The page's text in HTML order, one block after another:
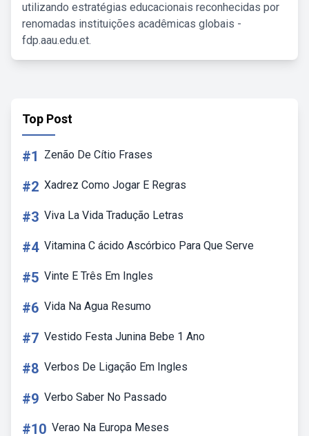
utilizando estratégias educacionais reconhecidas por
renomadas instituições acadêmicas globais -
fdp.aau.edu.et.
Top Post
#1 Zenão De Cítio Frases
#2 Xadrez Como Jogar E Regras
#3 Viva La Vida Tradução Letras
#4 Vitamina C ácido Ascórbico Para Que Serve
#5 Vinte E Três Em Ingles
#6 Vida Na Agua Resumo
#7 Vestido Festa Junina Bebe 1 Ano
#8 Verbos De Ligação Em Ingles
#9 Verbo Saber No Passado
#10 Verao Na Europa Meses